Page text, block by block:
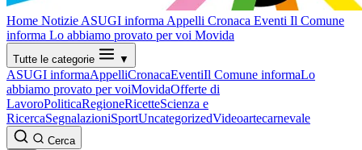
Home Notizie ASUGI informa Appelli Cronaca Eventi Il Comune
informa Lo abbiamo provato per voi Movida
Tutte le categorie ▼
ASUGI informaAppelliCronacaEventiIl Comune informaLo
abbiamo provato per voiMovidaOfferte di
LavoroPoliticaRegioneRicetteScienza e
RicercaSegnalazioniSportUncategorizedVideoartecarnevale
Cerca